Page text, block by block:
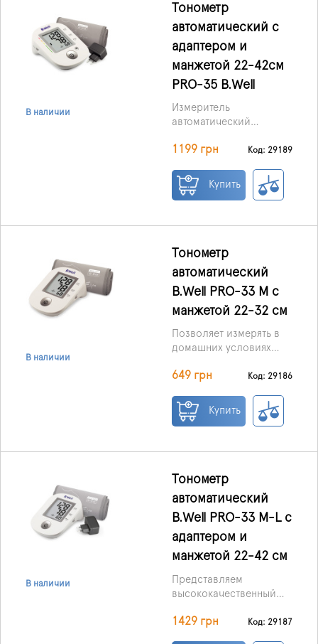
В наличии
Тонометр
автоматический с
адаптером и
манжетой 22-42см
PRO-35 B.Well
Измеритель
автоматический
медицинский прибор,
достоверно определить
артериальное давление
сохранения 180
измерений, функцией
речи, благодаря
которой результат
читается на русском
усреднения последних
трех результатов.
1199 грн Код: 29189
Купить
В наличии
Тонометр
автоматический
B.Well PRO-33 M с
манжетой 22-32 см
Позволяет измерять в
домашних условиях
дополнительным
помогает выявить
аритмии, мерцательную
649 грн Код: 29186
Купить
В наличии
Тонометр
автоматический
B.Well PRO-33 M-L с
адаптером и
манжетой 22-42 см
Представляем
высококачественный
давления:
1429 грн Код: 29187